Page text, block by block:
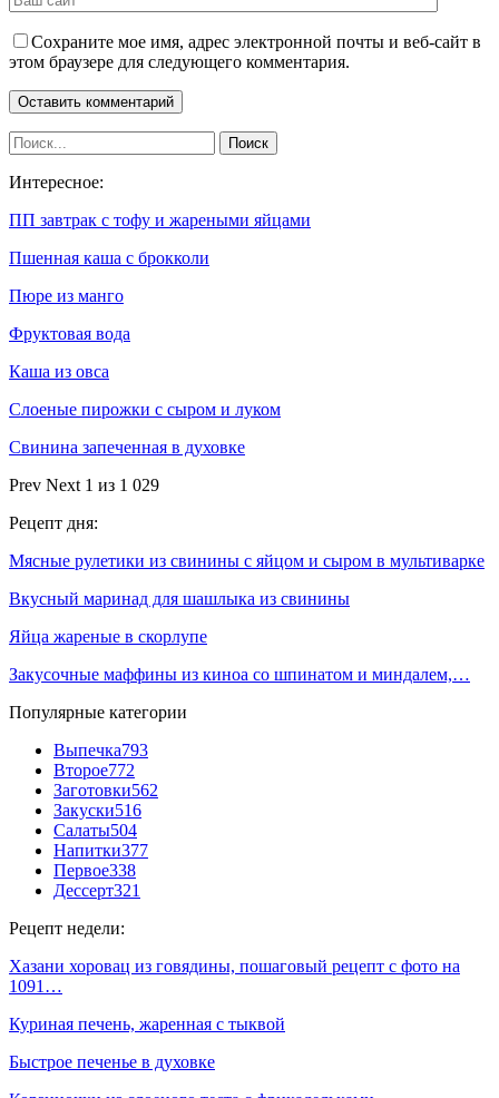
Сохраните мое имя, адрес электронной почты и веб-сайт в
этом браузере для следующего комментария.
Интересное:
ПП завтрак с тофу и жареными яйцами
Пшенная каша с брокколи
Пюре из манго
Фруктовая вода
Каша из овса
Слоеные пирожки с сыром и луком
Свинина запеченная в духовке
Prev Next 1 из 1 029
Рецепт дня:
Мясные рулетики из свинины с яйцом и сыром в мультиварке
Вкусный маринад для шашлыка из свинины
Яйца жареные в скорлупе
Закусочные маффины из киноа со шпинатом и миндалем,…
Популярные категории
Выпечка793
Второе772
Заготовки562
Закуски516
Салаты504
Напитки377
Первое338
Дессерт321
Рецепт недели:
Хазани хоровац из говядины, пошаговый рецепт с фото на
1091…
Куриная печень, жаренная с тыквой
Быстрое печенье в духовке